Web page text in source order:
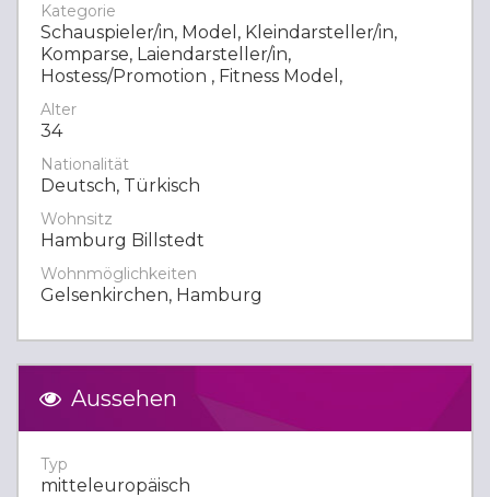
Kategorie
Schauspieler/in, Model, Kleindarsteller/in,
Komparse, Laiendarsteller/in,
Hostess/Promotion , Fitness Model,
Alter
34
Nationalität
Deutsch, Türkisch
Wohnsitz
Hamburg Billstedt
Wohnmöglichkeiten
Gelsenkirchen, Hamburg
Aussehen
Typ
mitteleuropäisch